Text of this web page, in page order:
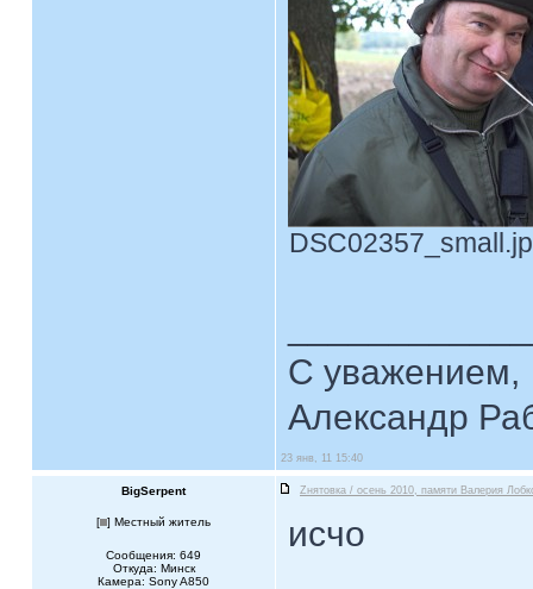
С уважением,
Александр
23 янв, 11 15:40
BigSerpent Zнятовка / осень 2010, памяти Валерия
[ ] Местный житель
Сообщения: 649
Откуда: Минск
Камера: Sony A850
исчо